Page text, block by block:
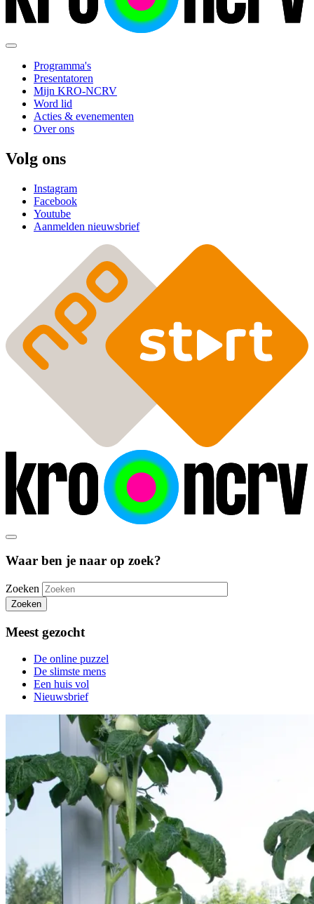
Programma's
Presentatoren
Mijn KRO-NCRV
Word lid
Acties & evenementen
Over ons
Volg ons
Instagram
Facebook
Youtube
Aanmelden nieuwsbrief
Waar ben je naar op zoek?
Zoeken
Zoeken
Meest gezocht
De online puzzel
De slimste mens
Een huis vol
Nieuwsbrief